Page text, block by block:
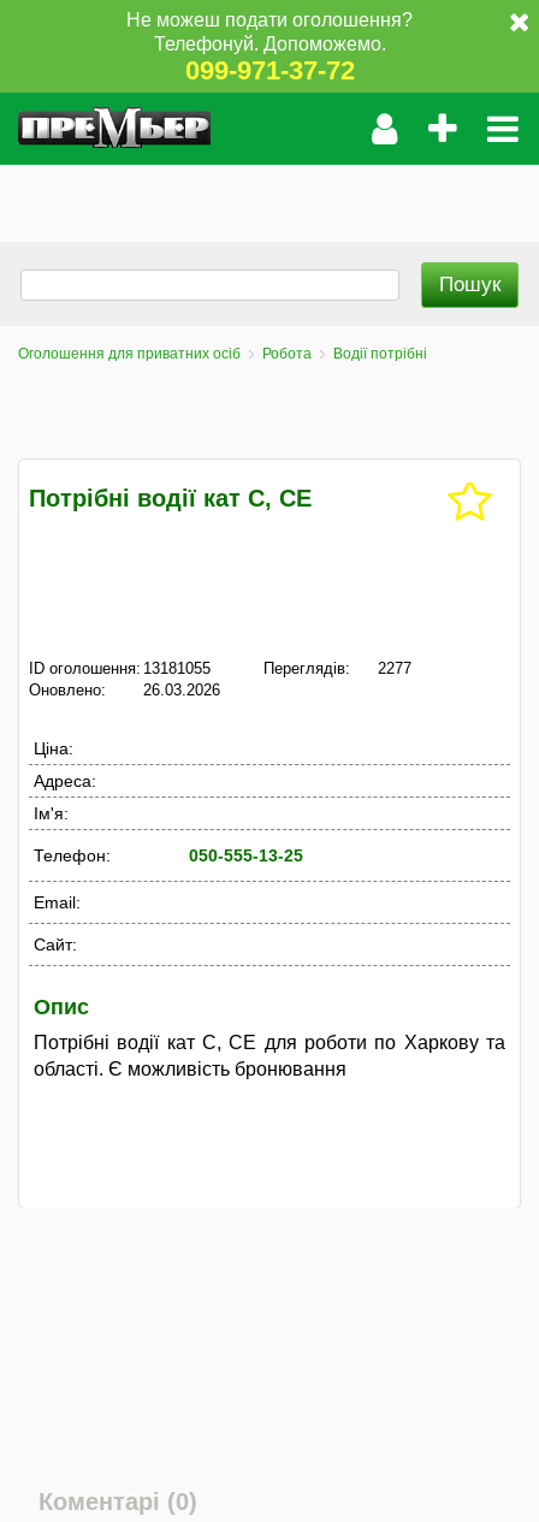
Не можеш подати оголошення?
Телефонуй. Допоможемо.
099-971-37-72
Оголошення для приватних осіб Робота Водії потрібні
Потрібні водії кат C, CE
ID оголошення: 13181055
Оновлено:
26.03.2026
Переглядів: 2277
Ціна:
Адреса:
Ім'я:
Телефон: 050-555-13-25
Email:
Сайт:
Опис
Потрібні водії кат C, CE для роботи по Харкову та
області. Є можливість бронювання
Коментарі (0)